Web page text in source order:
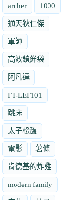
archer 1000
通天狄仁傑
軍師
高效鎖鮮袋
阿凡達
FT-LEF101
跳床
太子松馥
電影 薯條
肯德基的炸雞
modern family